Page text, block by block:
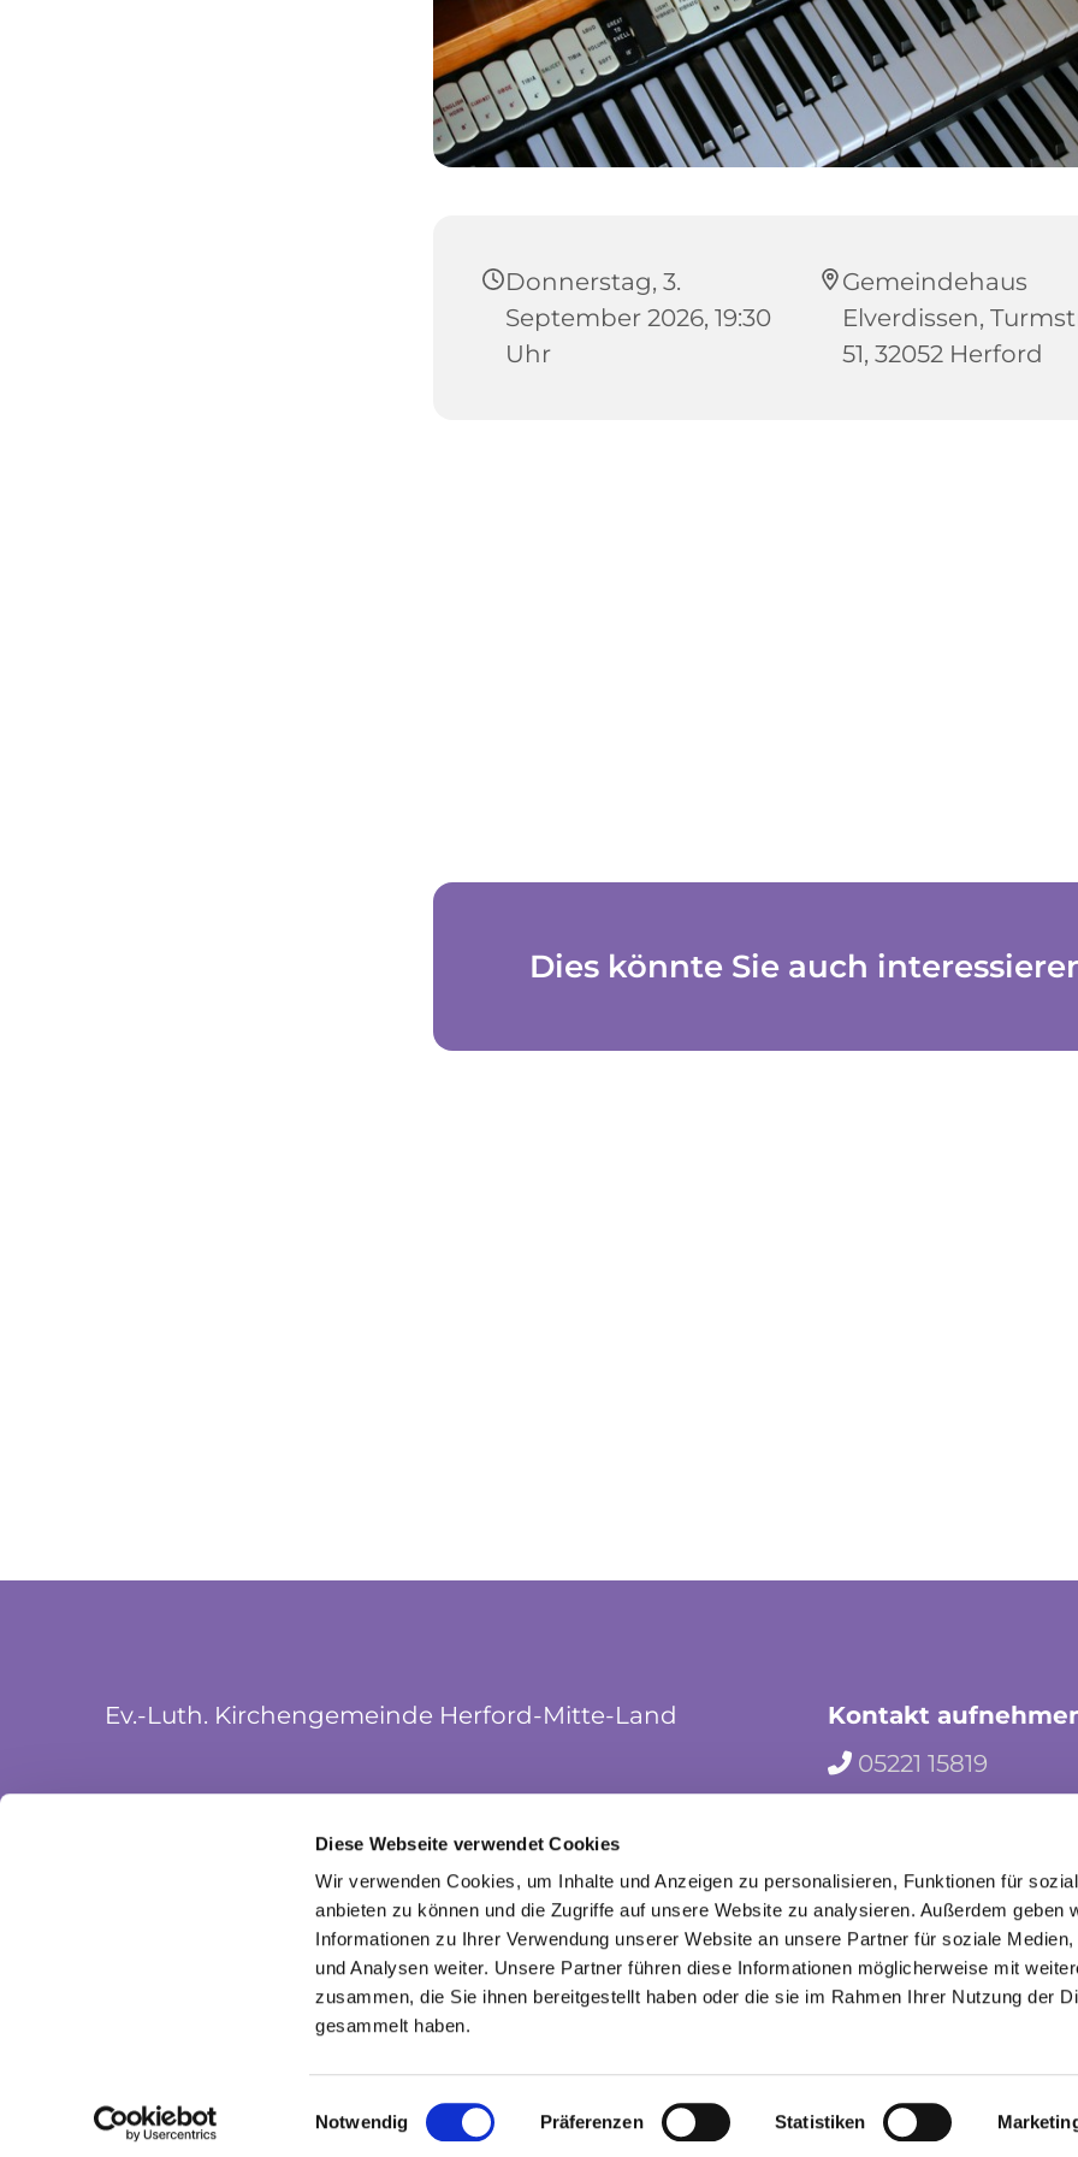
Diese Webseite verwendet Cookies
Wir verwenden Cookies, um Inhalte und Anzeigen zu personalisieren, Funktionen für
anbieten zu können und die Zugriffe auf unsere Website zu analysieren. Außerdem geben
Informationen zu Ihrer Verwendung unserer Website an unsere Partner für soziale Medien,
und Analysen weiter. Unsere Partner führen diese Informationen möglicherweise mit
zusammen, die Sie ihnen bereitgestellt haben oder die sie im Rahmen Ihrer Nutzung der
gesammelt haben.
Einwilligungsauswahl
Notwendig Präferenzen Statistiken
Donnerstag, 3.
September 2026, 19:30
Uhr
Gemeindehaus
Elverdissen,
51, 32052 Herford
Dies könnte Sie auch
Ev.-Luth. Kirchengemeinde Herford-Mitte-Land Kontakt
 05221 15819